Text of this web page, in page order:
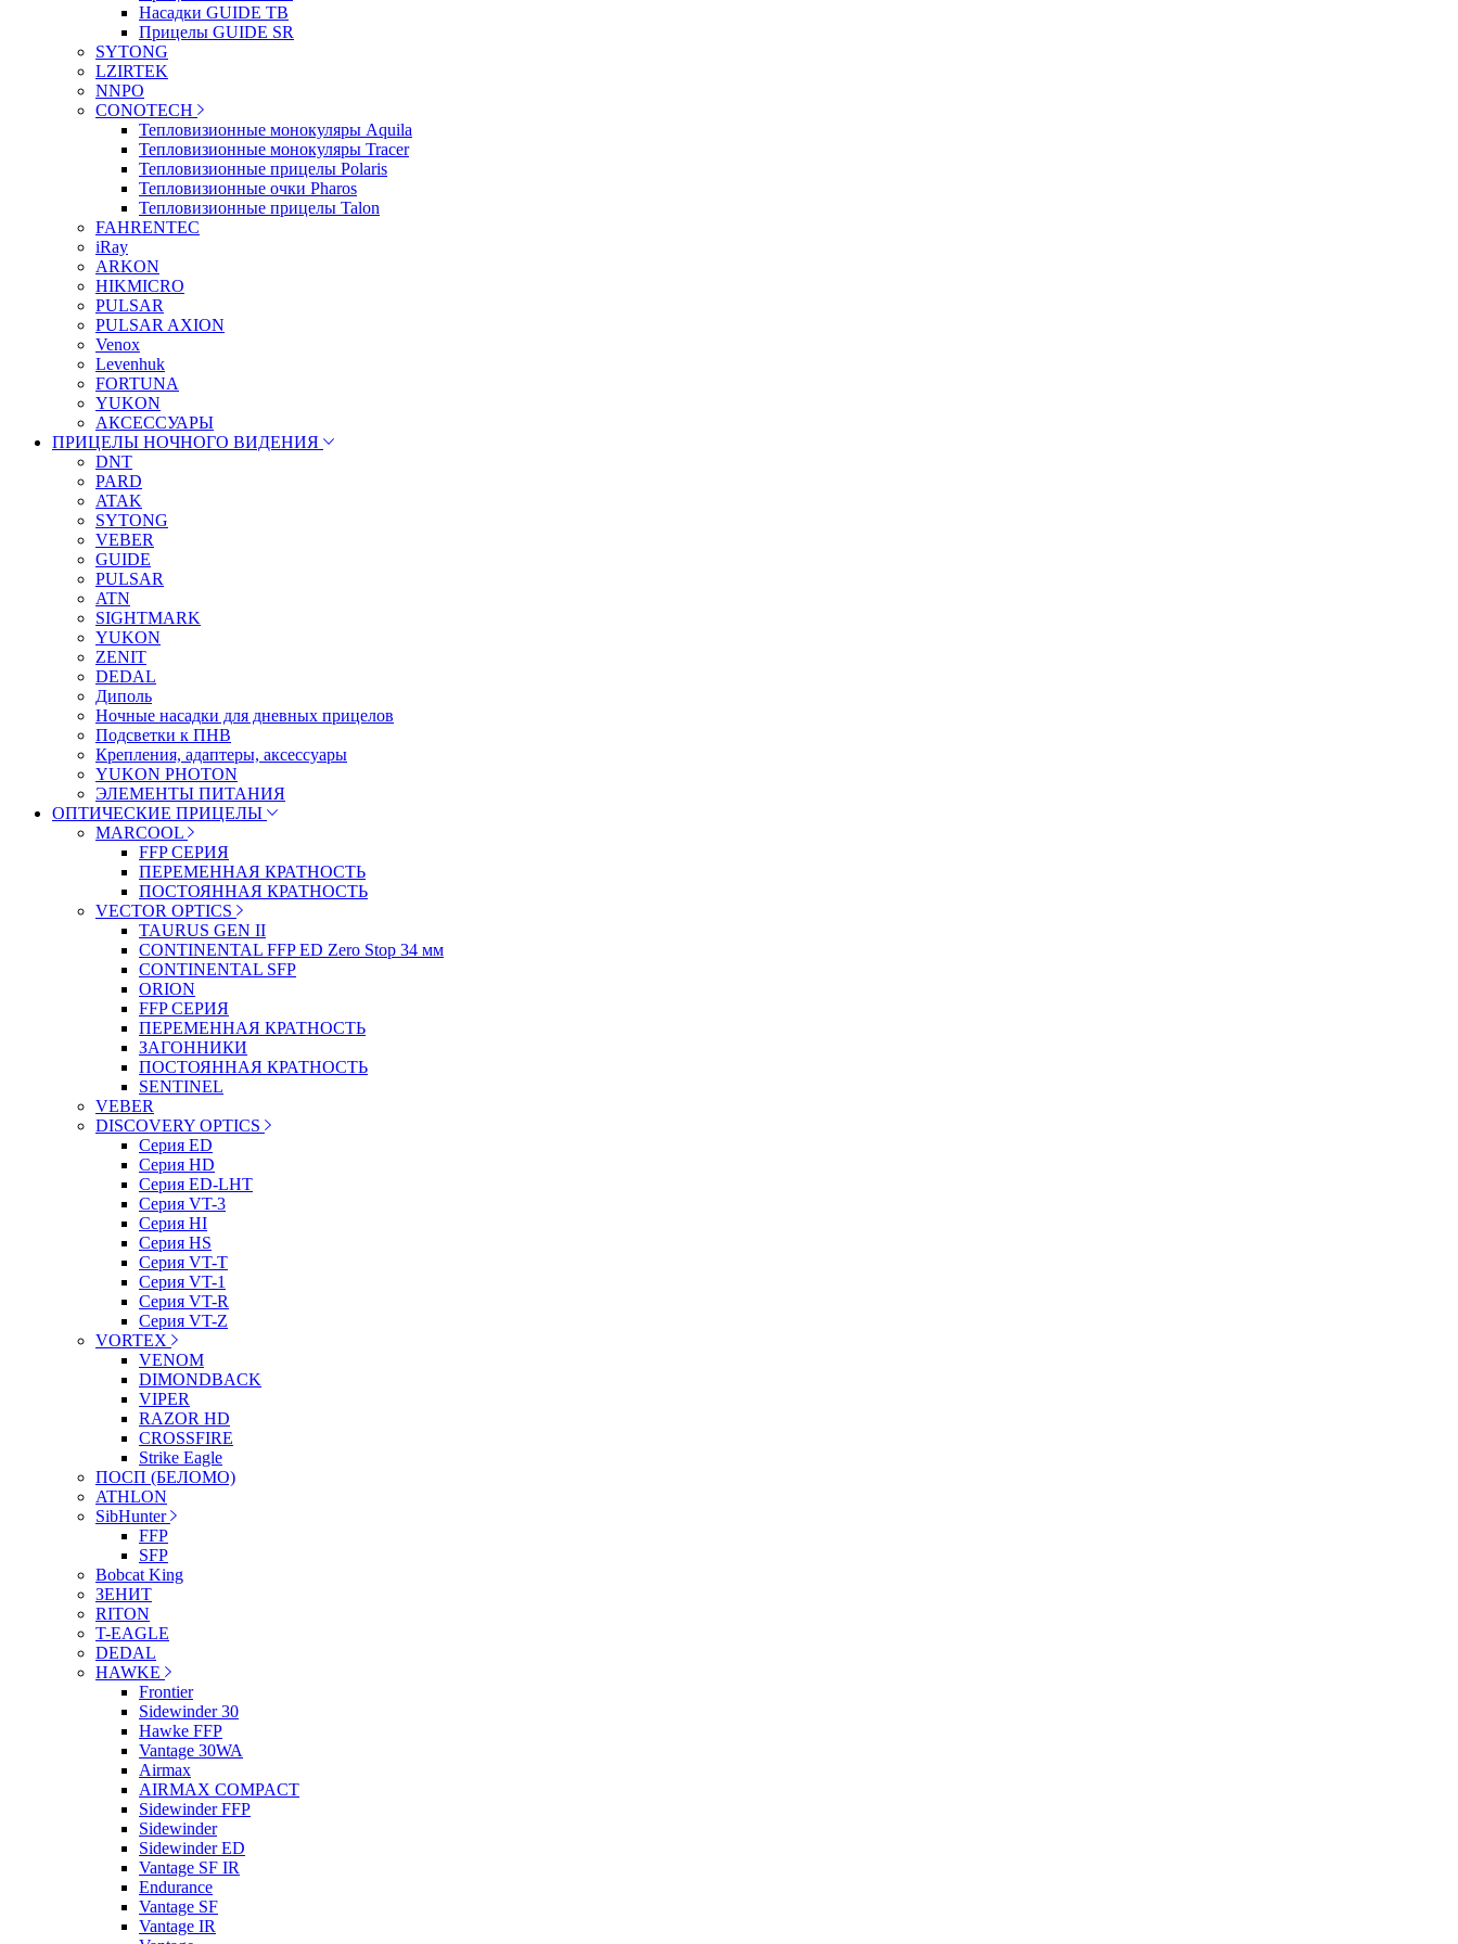
Насадки GUIDE TB
Прицелы GUIDE SR
SYTONG
LZIRTEK
NNPO
CONOTECH
Тепловизионные монокуляры Aquila
Тепловизионные монокуляры Tracer
Тепловизионные прицелы Polaris
Тепловизионные очки Pharos
Тепловизионные прицелы Talon
FAHRENTEC
iRay
ARKON
HIKMICRO
PULSAR
PULSAR AXION
Venox
Levenhuk
FORTUNA
YUKON
АКСЕССУАРЫ
ПРИЦЕЛЫ НОЧНОГО ВИДЕНИЯ
DNT
PARD
ATAK
SYTONG
VEBER
GUIDE
PULSAR
ATN
SIGHTMARK
YUKON
ZENIT
DEDAL
Диполь
Ночные насадки для дневных прицелов
Подсветки к ПНВ
Крепления, адаптеры, аксессуары
YUKON PHOTON
ЭЛЕМЕНТЫ ПИТАНИЯ
ОПТИЧЕСКИЕ ПРИЦЕЛЫ
MARCOOL
FFP СЕРИЯ
ПЕРЕМЕННАЯ КРАТНОСТЬ
ПОСТОЯННАЯ КРАТНОСТЬ
VECTOR OPTICS
TAURUS GEN II
CONTINENTAL FFP ED Zero Stop 34 мм
CONTINENTAL SFP
ORION
FFP СЕРИЯ
ПЕРЕМЕННАЯ КРАТНОСТЬ
ЗАГОННИКИ
ПОСТОЯННАЯ КРАТНОСТЬ
SENTINEL
VEBER
DISCOVERY OPTICS
Серия ED
Серия HD
Серия ED-LHT
Серия VT-3
Серия HI
Серия HS
Серия VT-T
Серия VT-1
Серия VT-R
Серия VT-Z
VORTEX
VENOM
DIMONDBACK
VIPER
RAZOR HD
CROSSFIRE
Strike Eagle
ПОСП (БЕЛОМО)
ATHLON
SibHunter
FFP
SFP
Bobcat King
ЗЕНИТ
RITON
T-EAGLE
DEDAL
HAWKE
Frontier
Sidewinder 30
Hawke FFP
Vantage 30WA
Airmax
AIRMAX COMPACT
Sidewinder FFP
Sidewinder
Sidewinder ED
Vantage SF IR
Endurance
Vantage SF
Vantage IR